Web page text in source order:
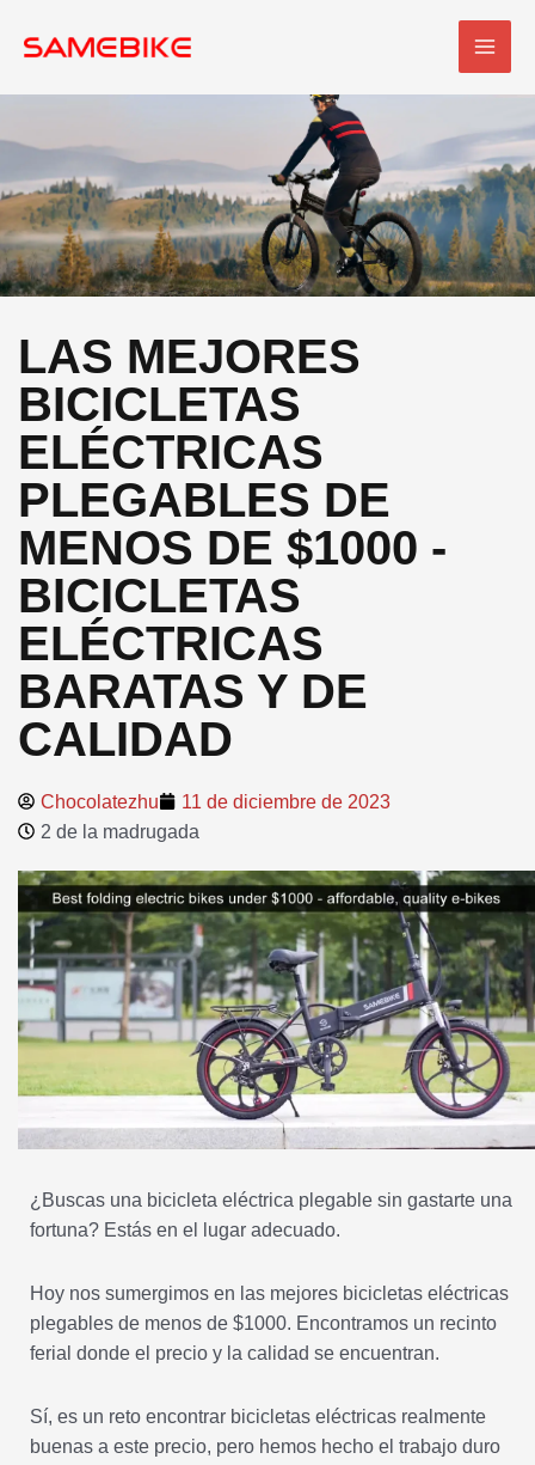
LAS MEJORES
BICICLETAS
ELÉCTRICAS
PLEGABLES DE
MENOS DE $1000 -
BICICLETAS
ELÉCTRICAS
BARATAS Y DE
CALIDAD
Chocolatezhu
11 de diciembre de 2023
2 de la madrugada
¿Buscas una bicicleta eléctrica plegable sin gastarte una
fortuna? Estás en el lugar adecuado.
Hoy nos sumergimos en las mejores bicicletas eléctricas
plegables de menos de $1000. Encontramos un recinto
ferial donde el precio y la calidad se encuentran.
Sí, es un reto encontrar bicicletas eléctricas realmente
buenas a este precio, pero hemos hecho el trabajo duro